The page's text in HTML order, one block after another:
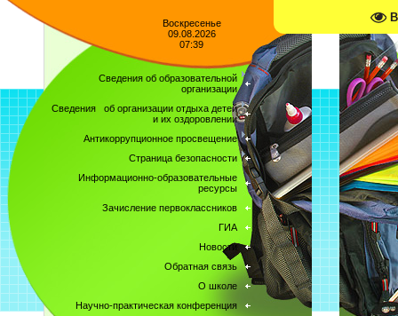
Воскресенье
09.08.2026
07:39
Сведения об образовательной
организации
Сведения об организации отдыха детей
и их оздоровлении
Антикоррупционное просвещение
Страница безопасности
Информационно-образовательные
ресурсы
Зачисление первоклассников
ГИА
Новости
Обратная связь
О школе
Научно-практическая конференция